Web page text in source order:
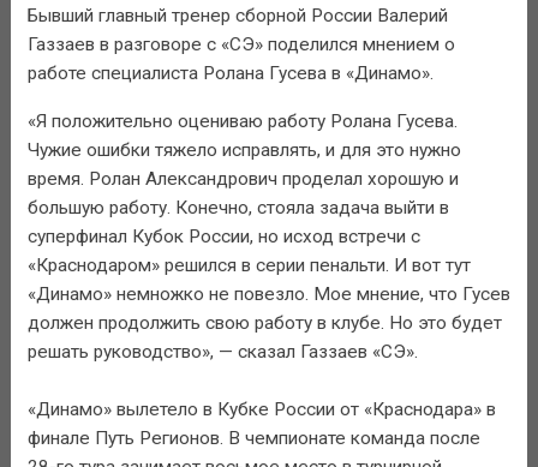
Бывший главный тренер сборной России Валерий
Газзаев в разговоре с «СЭ» поделился мнением о
работе специалиста Ролана Гусева в «Динамо».
«Я положительно оцениваю работу Ролана Гусева.
Чужие ошибки тяжело исправлять, и для это нужно
время. Ролан Александрович проделал хорошую и
большую работу. Конечно, стояла задача выйти в
суперфинал Кубок России, но исход встречи с
«Краснодаром» решился в серии пенальти. И вот тут
«Динамо» немножко не повезло. Мое мнение, что Гусев
должен продолжить свою работу в клубе. Но это будет
решать руководство», — сказал Газзаев «СЭ».
«Динамо» вылетело в Кубке России от «Краснодара» в
финале Путь Регионов. В чемпионате команда после